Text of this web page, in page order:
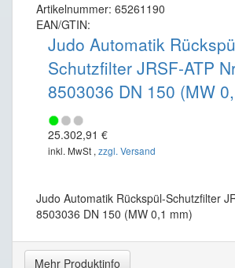
Artikelnummer: 65261190
EAN/GTIN:
Judo Automatik
Schutzfilter JRSF-ATP
8503036 DN 150 (MW
25.302,91 €
inkl. MwSt , zzgl. Versand
Judo Automatik Rückspül-Schutzfilter
8503036 DN 150 (MW 0,1 mm)
Mehr Produktinfo